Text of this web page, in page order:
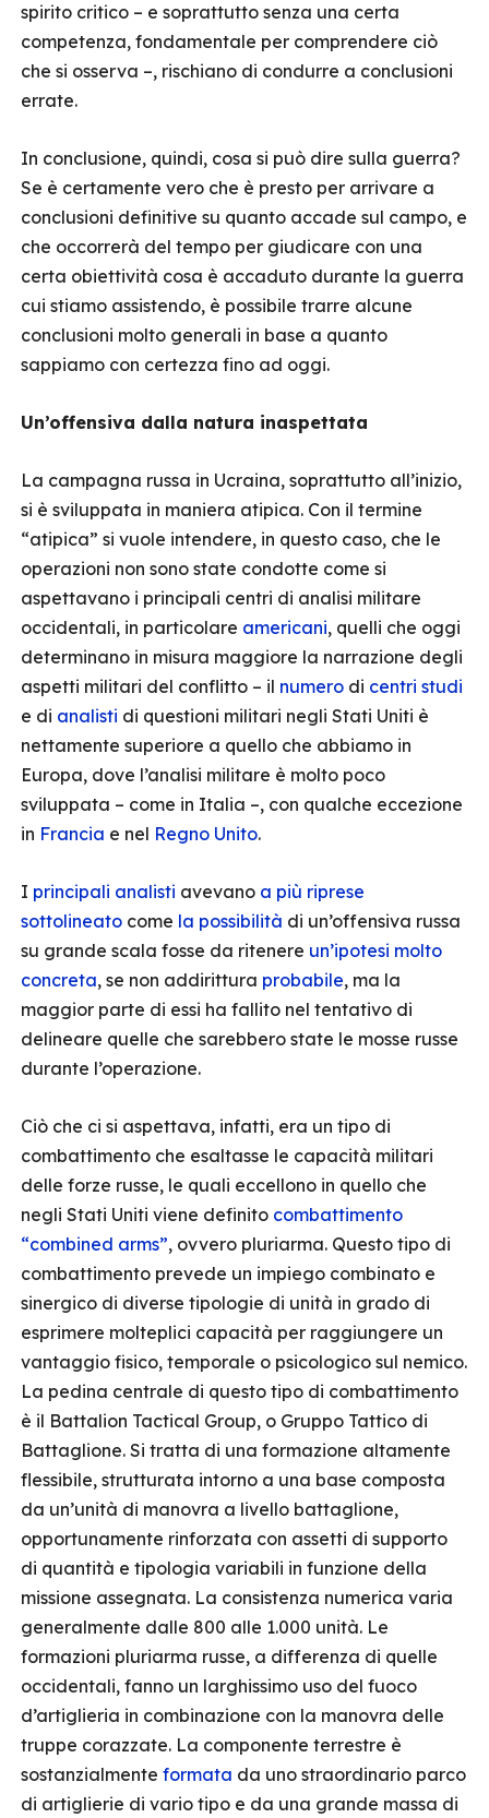
spirito critico – e soprattutto senza una certa
competenza, fondamentale per comprendere ciò
che si osserva –, rischiano di condurre a conclusioni
errate.
In conclusione, quindi, cosa si può dire sulla guerra?
Se è certamente vero che è presto per arrivare a
conclusioni definitive su quanto accade sul campo, e
che occorrerà del tempo per giudicare con una
certa obiettività cosa è accaduto durante la guerra
cui stiamo assistendo, è possibile trarre alcune
conclusioni molto generali in base a quanto
sappiamo con certezza fino ad oggi.
Un’offensiva dalla natura inaspettata
La campagna russa in Ucraina, soprattutto all’inizio,
si è sviluppata in maniera atipica. Con il termine
“atipica” si vuole intendere, in questo caso, che le
operazioni non sono state condotte come si
aspettavano i principali centri di analisi militare
occidentali, in particolare americani, quelli che oggi
determinano in misura maggiore la narrazione degli
aspetti militari del conflitto – il numero di centri studi
e di analisti di questioni militari negli Stati Uniti è
nettamente superiore a quello che abbiamo in
Europa, dove l’analisi militare è molto poco
sviluppata – come in Italia –, con qualche eccezione
in Francia e nel Regno Unito.
I principali analisti avevano a più riprese
sottolineato come la possibilità di un’offensiva russa
su grande scala fosse da ritenere un’ipotesi molto
concreta, se non addirittura probabile, ma la
maggior parte di essi ha fallito nel tentativo di
delineare quelle che sarebbero state le mosse russe
durante l’operazione.
Ciò che ci si aspettava, infatti, era un tipo di
combattimento che esaltasse le capacità militari
delle forze russe, le quali eccellono in quello che
negli Stati Uniti viene definito combattimento
“combined arms”, ovvero pluriarma. Questo tipo di
combattimento prevede un impiego combinato e
sinergico di diverse tipologie di unità in grado di
esprimere molteplici capacità per raggiungere un
vantaggio fisico, temporale o psicologico sul nemico.
La pedina centrale di questo tipo di combattimento
è il Battalion Tactical Group, o Gruppo Tattico di
Battaglione. Si tratta di una formazione altamente
flessibile, strutturata intorno a una base composta
da un’unità di manovra a livello battaglione,
opportunamente rinforzata con assetti di supporto
di quantità e tipologia variabili in funzione della
missione assegnata. La consistenza numerica varia
generalmente dalle 800 alle 1.000 unità. Le
formazioni pluriarma russe, a differenza di quelle
occidentali, fanno un larghissimo uso del fuoco
d’artiglieria in combinazione con la manovra delle
truppe corazzate. La componente terrestre è
sostanzialmente formata da uno straordinario parco
di artiglierie di vario tipo e da una grande massa di